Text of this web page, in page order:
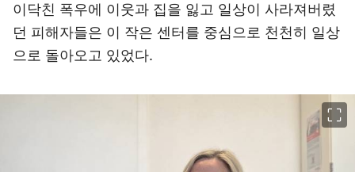
이닥친 폭우에 이웃과 집을 잃고 일상이 사라져버렸
던 피해자들은 이 작은 센터를 중심으로 천천히 일상
으로 돌아오고 있었다.